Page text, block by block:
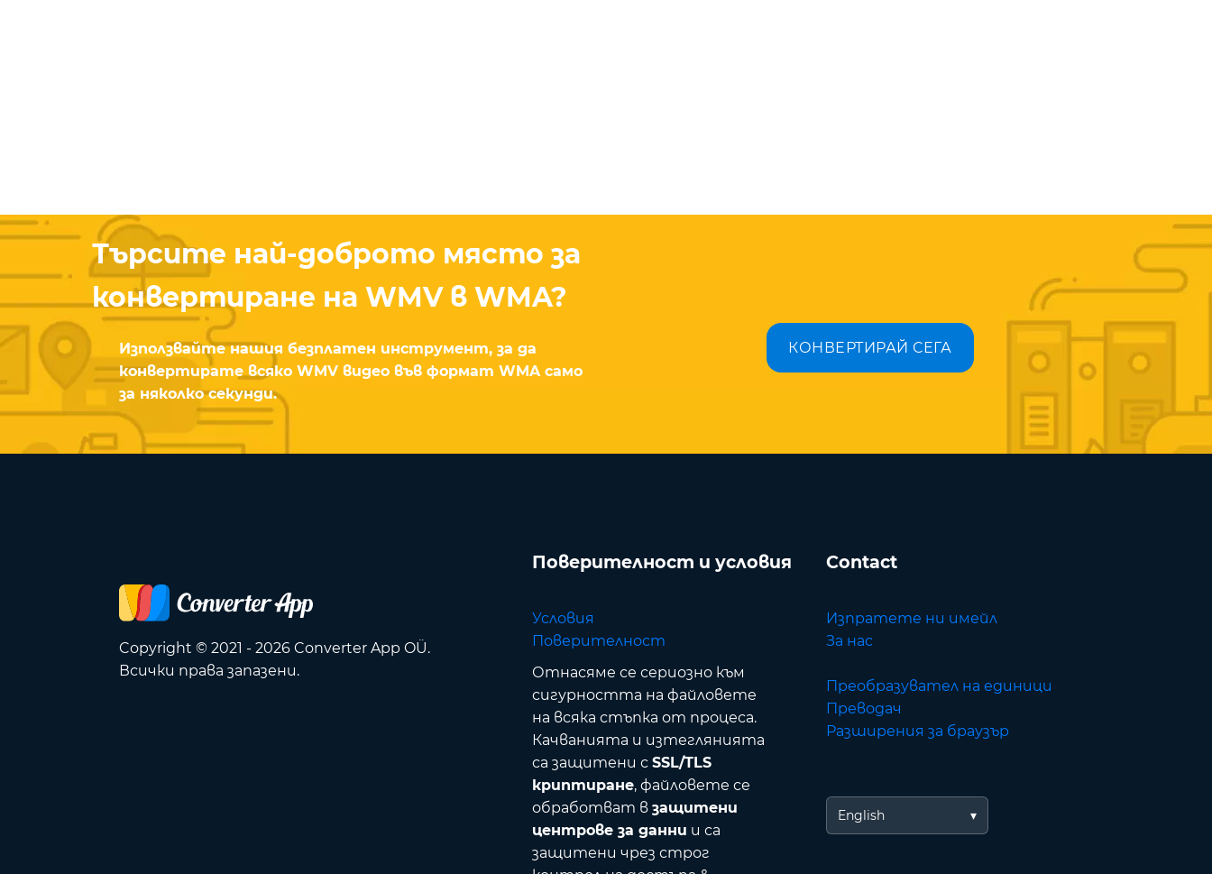
Търсите най-доброто място за
конвертиране на WMV в WMA?
Използвайте нашия безплатен инструмент, за да
конвертирате всяко WMV видео във формат WMA само
за няколко секунди.
КОНВЕРТИРАЙ СЕГА
Copyright © 2021 - 2026 Converter App OÜ.
Всички права запазени.
Поверителност и условия
Условия
Поверителност
Отнасяме се сериозно към
сигурността на файловете
на всяка стъпка от процеса.
Качванията и изтеглянията
са защитени с SSL/TLS
криптиране, файловете се
обработват в защитени
центрове за данни и са
защитени чрез строг
Contact
Изпратете ни имейл
За нас
Преобразувател на единици
Преводач
Разширения за браузър
English